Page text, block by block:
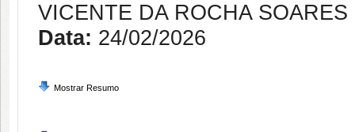
VICENTE DA ROCHA
Data: 24/02/2026
Mostrar Resumo